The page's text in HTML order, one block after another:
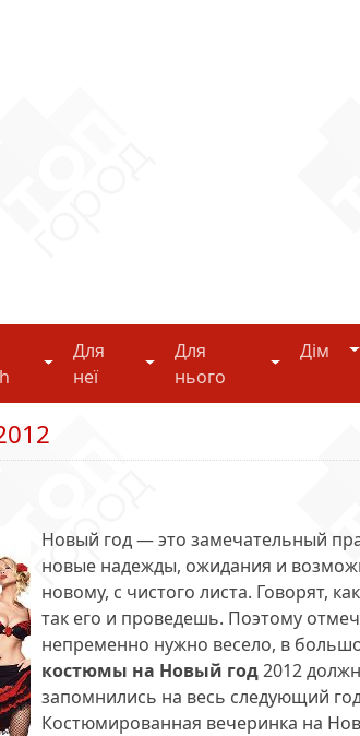
Hi-tech
Для
неї
Для неї
Для
нього
Для нього
Дім
Новый год — это замечательный
новые надежды, ожидания и
новому, с чистого листа. Говорят,
так его и проведешь. Поэтому
непременно нужно весело, в
костюмы на Новый год2012
запомнились на весь следующий
Костюмированная вечеринка на